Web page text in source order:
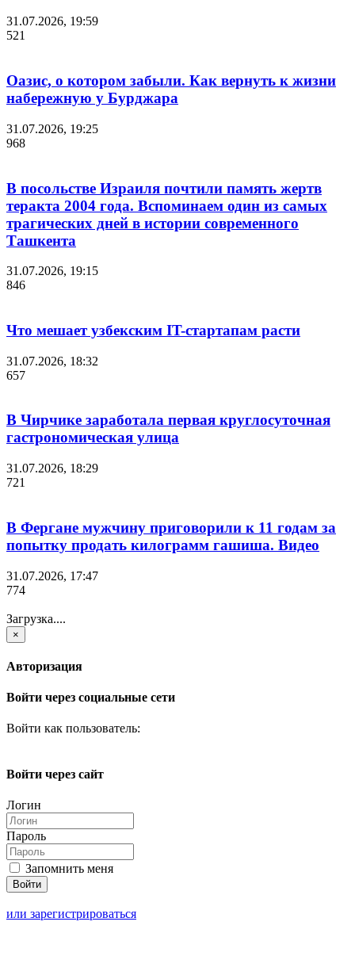
31.07.2026, 19:59
521
Оазис, о котором забыли. Как вернуть к жизни
набережную у Бурджара
31.07.2026, 19:25
968
В посольстве Израиля почтили память жертв
теракта 2004 года. Вспоминаем один из самых
трагических дней в истории современного
Ташкента
31.07.2026, 19:15
846
Что мешает узбекским IT-стартапам расти
31.07.2026, 18:32
657
В Чирчике заработала первая круглосуточная
гастрономическая улица
31.07.2026, 18:29
721
В Фергане мужчину приговорили к 11 годам за
попытку продать килограмм гашиша. Видео
31.07.2026, 17:47
774
Загрузка....
×
Авторизация
Войти через социальные сети
Войти как пользователь:
Войти через сайт
Логин
Пароль
Запомнить меня
или зарегистрироваться